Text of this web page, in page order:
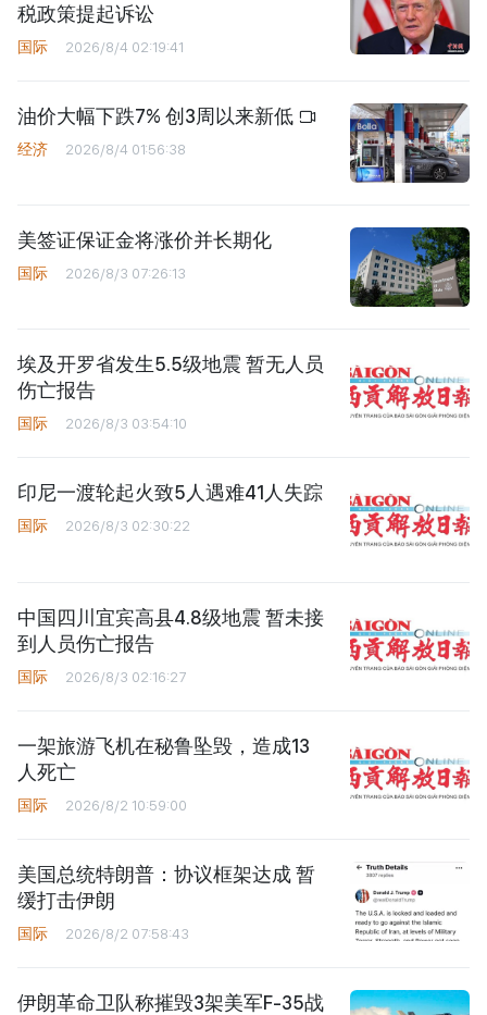
税政策提起诉讼
国际 2026/8/4 02:19:41
油价大幅下跌7% 创3周以来新低
经济 2026/8/4 01:56:38
美签证保证金将涨价并长期化
国际 2026/8/3 07:26:13
埃及开罗省发生5.5级地震 暂无人员
伤亡报告
国际 2026/8/3 03:54:10
印尼一渡轮起火致5人遇难41人失踪
国际 2026/8/3 02:30:22
中国四川宜宾高县4.8级地震 暂未接
到人员伤亡报告
国际 2026/8/3 02:16:27
一架旅游飞机在秘鲁坠毁，造成13
人死亡
国际 2026/8/2 10:59:00
美国总统特朗普：协议框架达成 暂
缓打击伊朗
国际 2026/8/2 07:58:43
伊朗革命卫队称摧毁3架美军F-35战